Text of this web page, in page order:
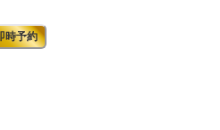
時予約